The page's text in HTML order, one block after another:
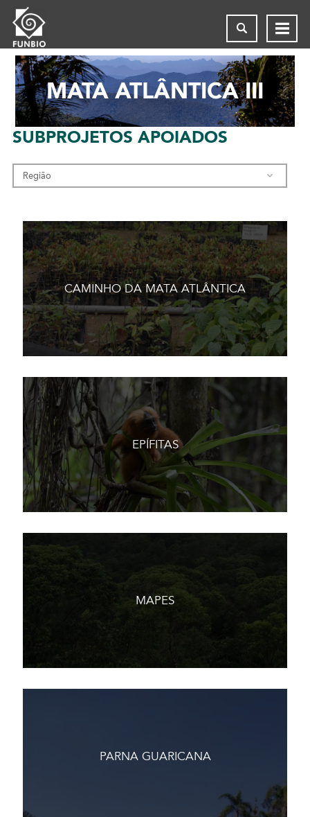
MATA ATLÂNTICA III
SUBPROJETOS APOIADOS
CAMINHO DA MATA ATLÂNTICA
EPÍFITAS
MAPES
PARNA GUARICANA